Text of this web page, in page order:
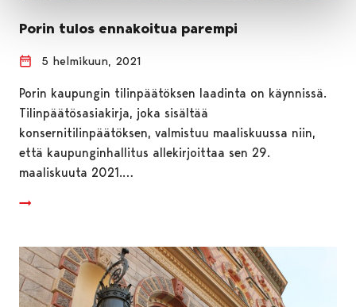
Porin tulos ennakoitua parempi
5 helmikuun, 2021
Porin kaupungin tilinpäätöksen laadinta on käynnissä.
Tilinpäätösasiakirja, joka sisältää
konsernitilinpäätöksen, valmistuu maaliskuussa niin,
että kaupunginhallitus allekirjoittaa sen 29.
maaliskuuta 2021.…